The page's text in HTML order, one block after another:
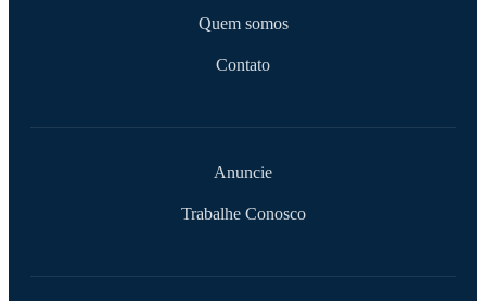
Quem somos
Contato
Anuncie
Trabalhe Conosco